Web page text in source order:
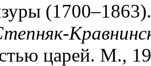
(1700–
царей. М.,